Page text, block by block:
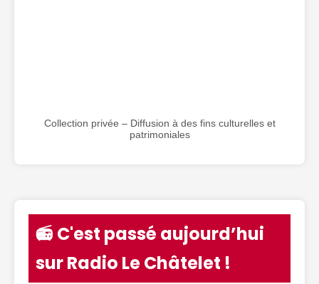
Collection privée – Diffusion à des fins culturelles et
patrimoniales
📻 C'est passé aujourd’hui
sur Radio Le Châtelet !